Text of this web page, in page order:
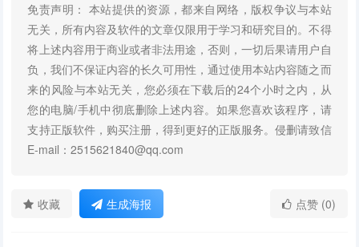
免责声明： 本站提供的资源，都来自网络，版权争议与本站
无关，所有内容及软件的文章仅限用于学习和研究目的。不得
将上述内容用于商业或者非法用途，否则，一切后果请用户自
负，我们不保证内容的长久可用性，通过使用本站内容随之而
来的风险与本站无关，您必须在下载后的24个小时之内，从
您的电脑/手机中彻底删除上述内容。如果您喜欢该程序，请
支持正版软件，购买注册，得到更好的正版服务。侵删请致信
E-mail：2515621840@qq.com
收藏 生成海报 点赞 (0)